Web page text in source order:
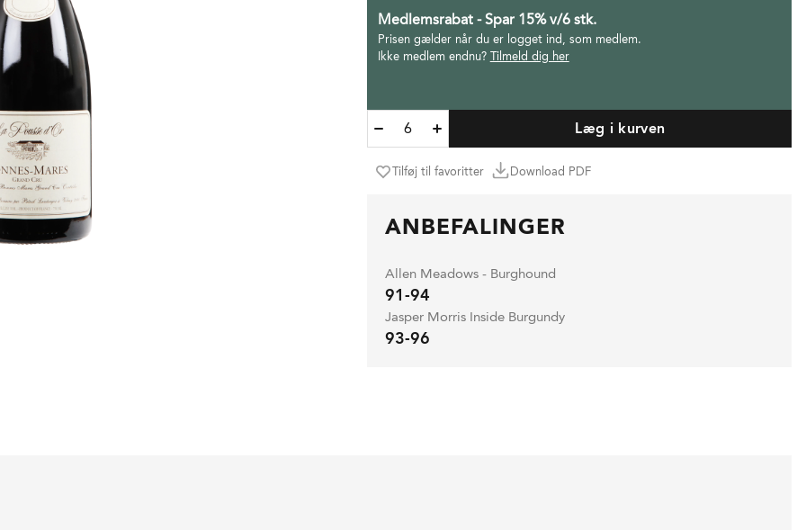
Medlemsrabat - Spar 15% v/6 stk.
Prisen gælder når du er logget ind, som medlem.
Ikke medlem endnu? Tilmeld dig her
Læg i kurven
Tilføj til favoritter Download PDF
ANBEFALINGER
Allen Meadows - Burghound
91-94
Jasper Morris Inside Burgundy
93-96